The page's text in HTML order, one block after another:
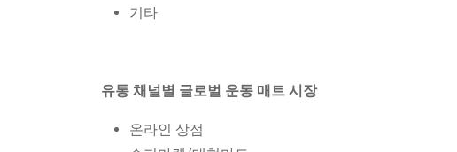
기타
유통 채널별 글로벌 운동 매트 시장
온라인 상점